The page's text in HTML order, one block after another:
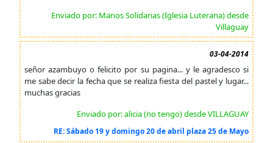
Enviado por: Manos Solidarias (Iglesia Luterana) desde
Villaguay
03-04-2014
señor azambuyo o felicito por su pagina... y le agradesco si
me sabe decir la fecha que se realiza fiesta del pastel y lugar...
muchas gracias
Enviado por: alicia (no tengo) desde VILLAGUAY
RE: Sábado 19 y domingo 20 de abril plaza 25 de Mayo